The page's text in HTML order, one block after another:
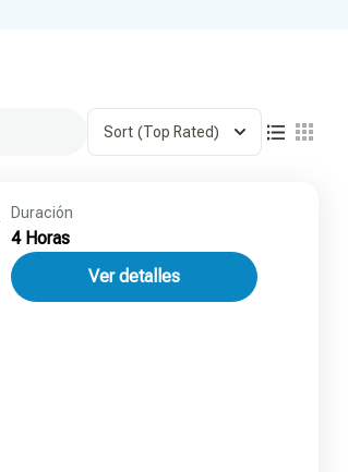
Sort (Top Rated)
Duración
4 Horas
Ver detalles